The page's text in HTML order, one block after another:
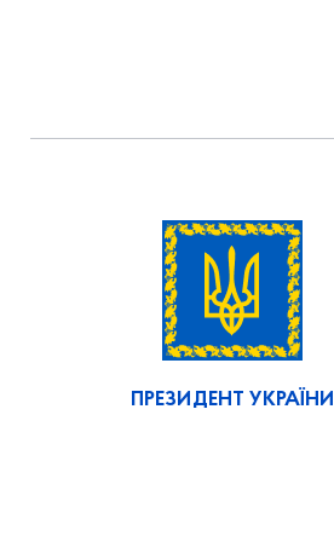
ПРЕЗИДЕНТ УКРАЇНИ